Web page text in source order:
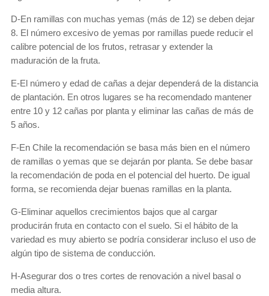
D-En ramillas con muchas yemas (más de 12) se deben dejar
8. El número excesivo de yemas por ramillas puede reducir el
calibre potencial de los frutos, retrasar y extender la
maduración de la fruta.
E-El número y edad de cañas a dejar dependerá de la distancia
de plantación. En otros lugares se ha recomendado mantener
entre 10 y 12 cañas por planta y eliminar las cañas de más de
5 años.
F-En Chile la recomendación se basa más bien en el número
de ramillas o yemas que se dejarán por planta. Se debe basar
la recomendación de poda en el potencial del huerto. De igual
forma, se recomienda dejar buenas ramillas en la planta.
G-Eliminar aquellos crecimientos bajos que al cargar
producirán fruta en contacto con el suelo. Si el hábito de la
variedad es muy abierto se podría considerar incluso el uso de
algún tipo de sistema de conducción.
H-Asegurar dos o tres cortes de renovación a nivel basal o
media altura.